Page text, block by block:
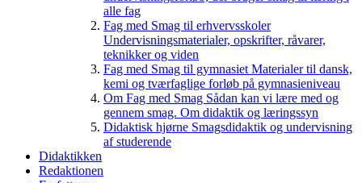
alle fag
Fag med Smag til erhvervsskoler
Undervisningsmaterialer, opskrifter, råvarer,
teknikker og viden
Fag med Smag til gymnasiet Materialer til dansk,
kemi og tværfaglige forløb på gymnasieniveau
Om Fag med Smag Sådan kan vi lære med og
gennem smag. Om didaktik og læringssyn
Didaktisk hjørne Smagsdidaktik og undervisning
af studerende
Didaktikken
Redaktionen